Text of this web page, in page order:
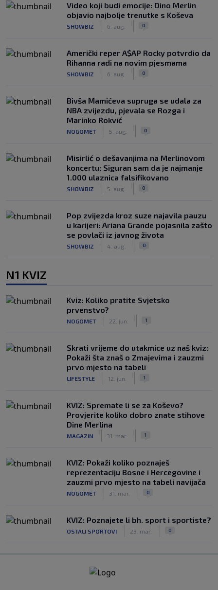
Video koji budi emocije: Dino Merlin
objavio najbolje trenutke s Koševa
SHOWBIZ 6. aug. 0
Američki reper A$AP Rocky potvrdio da
Rihanna radi na novim pjesmama
SHOWBIZ 6. aug. 0
Bivša Mamićeva supruga se udala za
NBA zvijezdu, pjevala se Rozga i
Marinko Rokvić
NOGOMET 5. aug. 0
Misirlić o dešavanjima na Merlinovom
koncertu: Siguran sam da je najmanje
1.000 ulaznica falsifikovano
SHOWBIZ 5. aug. 0
Pop zvijezda kroz suze najavila pauzu
u karijeri: Ariana Grande pojasnila zašto
se povlači iz javnog života
SHOWBIZ 4. aug. 0
N1 KVIZ
Kviz: Koliko pratite Svjetsko
prvenstvo?
NOGOMET 22. jun. 1
Skrati vrijeme do utakmice uz naš kviz:
Pokaži šta znaš o Zmajevima i zauzmi
prvo mjesto na tabeli
LIFESTYLE 12. jun. 1
KVIZ: Spremate li se za Koševo?
Provjerite koliko dobro znate stihove
Dine Merlina
MAGAZIN 31. mar. 1
KVIZ: Pokaži koliko poznaješ
reprezentaciju Bosne i Hercegovine i
zauzmi prvo mjesto na tabeli navijača
NOGOMET 31. mar. 0
KVIZ: Poznajete li bh. sport i sportiste?
OSTALI SPORTOVI 23. mar. 0